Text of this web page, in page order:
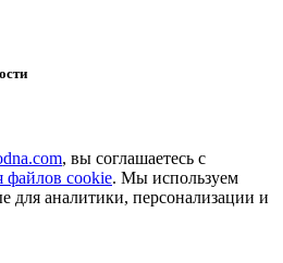
, вы соглашаетесь с
файлов cookie. Мы используем
для аналитики, персонализации и